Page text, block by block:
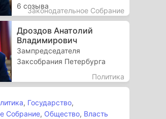
6 созыва
Законодательное Собрание
Дроздов Анатолий
Владимирович
Зампредседателя
Заксобрания Петербурга
Политика
, Государство,
Собрание, Общество, Власть